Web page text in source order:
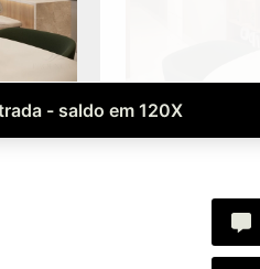
- saldo em 120X